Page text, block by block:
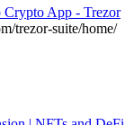
App - Trezor
trezor-suite/home/